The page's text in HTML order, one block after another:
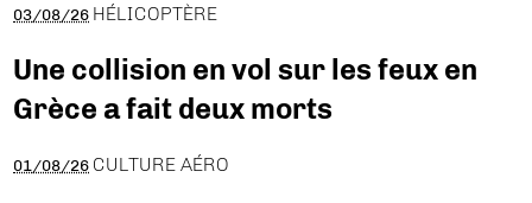
03/08/26 HÉLICOPTÈRE
Une collision en vol sur les feux en
Grèce a fait deux morts
01/08/26 CULTURE AÉRO